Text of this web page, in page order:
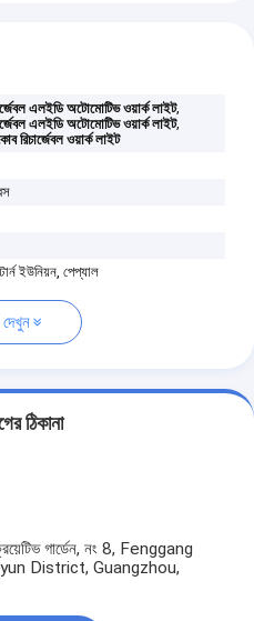
এলইডি অটোমোটিভ ওয়ার্ক লাইট,
এলইডি অটোমোটিভ ওয়ার্ক লাইট,
রিচার্জেবল ওয়ার্ক লাইট
ইউনিয়ন, পেপ্যাল
ঠিকানা
গার্ডেন, নং 8, Fenggang
District, Guangzhou,